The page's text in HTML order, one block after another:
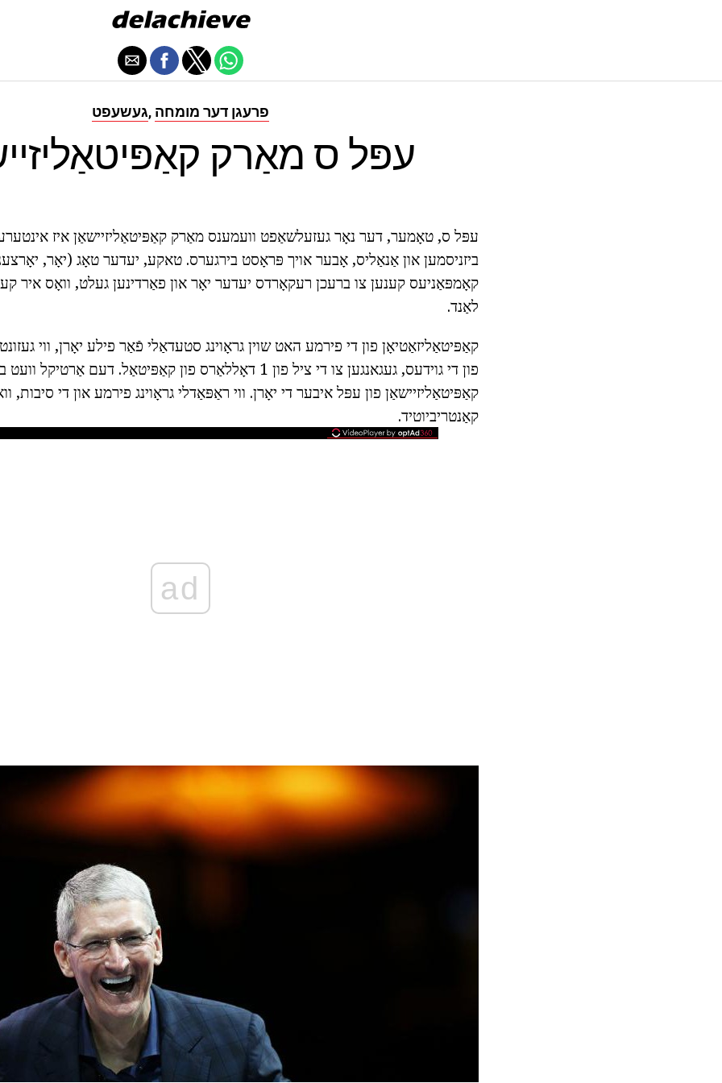
געשעפט, פרעגן דער מומחה
עפּל ס מאַרק
עפּל ס, טאָמער, דער נאָר געזעלשאַפט וועמענס מאַרק קאַפּיטאַליזיישאַן איז
ביזניסמען און אַנאַליס, אָבער אויך פּראָסט בירגערס. טאקע, יעדער טאָג (יאָר,
קאָמפּאַניעס קענען צו ברעכן רעקאָרדס יעדער יאָר און פאַרדינען געלט, וואָס איר
לאַנד.
קאַפּיטאַליזאַטיאָן פון די פירמע האט שוין גראָוינג סטעדאַלי פֿאַר פילע יאָרן, ווי געזונט
פון די גוידעס, געגאנגען צו די ציל פון 1 דאָללאַרס פון קאַפּיטאַל. דעם
קאַפּיטאַליזיישאַן פון עפּל איבער די יאָרן. ווי ראַפּאַדלי גראָוינג פירמע און די סיבות,
קאַנטריביוטיד.
ad